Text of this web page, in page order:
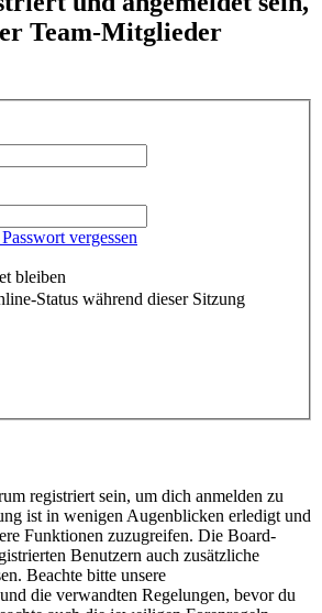
Team-Mitglieder
vergessen
bleiben
Status während dieser Sitzung
registriert sein, um dich anmelden zu
ist in wenigen Augenblicken erledigt und
Funktionen zuzugreifen. Die Board-
Benutzern auch zusätzliche
Beachte bitte unsere
die verwandten Regelungen, bevor du